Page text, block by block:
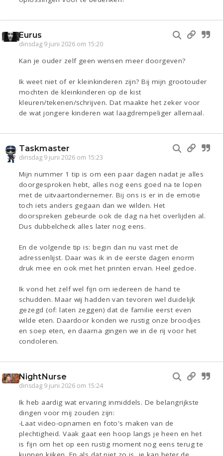
Eurus
dinsdag 9 juni 2026 om 15:20
Kan je ouder zelf geen wensen meer doorgeven?
Ik weet niet of er kleinkinderen zijn? Bij mijn grootouder
mochten de kleinkinderen op de kist
kleuren/tekenen/schrijven. Dat maakte het zeker voor
de wat jongere kinderen wat laagdrempeliger allemaal.
Taskmaster
dinsdag 9 juni 2026 om 15:23
Mijn nummer 1 tip is om een paar dagen nadat je alles
doorgesproken hebt, alles nog eens goed na te lopen
met de uitvaartondernemer. Bij ons is er in de emotie
toch iets anders gegaan dan we wilden. Het
doorspreken gebeurde ook de dag na het overlijden al.
Dus dubbelcheck alles later nog eens.
En de volgende tip is: begin dan nu vast met de
adressenlijst. Daar was ik in de eerste dagen enorm
druk mee en ook met het printen ervan. Heel gedoe.
Ik vond het zelf wel fijn om iedereen de hand te
schudden. Maar wij hadden van tevoren wel duidelijk
gezegd (of: laten zeggen) dat de familie eerst even
wilde eten. Daardoor konden we rustig onze broodjes
en soep eten, en daarna gingen we in de rij voor het
condoleren.
NightNurse
dinsdag 9 juni 2026 om 15:24
Ik heb aardig wat ervaring inmiddels. De belangrijkste
dingen voor mij zouden zijn:
-Laat video-opnamen en foto's maken van de
plechtigheid. Vaak gaat een hoop langs je heen en het
is fijn om het op een rustig moment nog eens terug te